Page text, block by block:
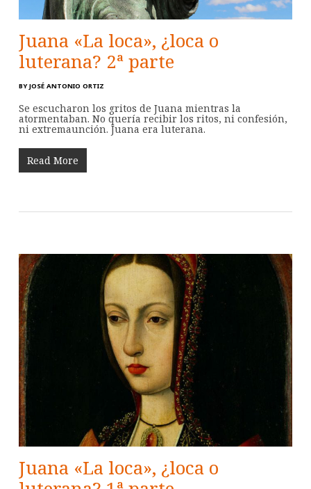
Juana «La loca», ¿loca o
luterana? 2ª parte
BY JOSÉ ANTONIO ORTIZ
Se escucharon los gritos de Juana mientras la
atormentaban. No quería recibir los ritos, ni confesión,
ni extremaunción. Juana era luterana.
Read More
Juana «La loca», ¿loca o